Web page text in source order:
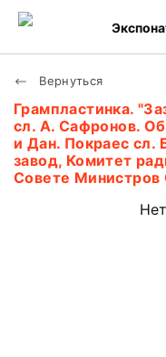
Вернуться
Грампластинка.
сл. А. Сафронов.
и Дан. Покраес сл.
завод, Комитет
Совете Министров